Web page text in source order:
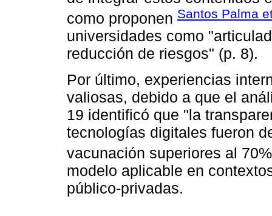
como proponen Santos Palma
universidades como
reducción de riesgos" (p. 8).
Por último, experiencias
valiosas, debido a que el
19 identificó que "la
tecnologías digitales fueron
vacunación superiores al
modelo aplicable en
público-privadas.